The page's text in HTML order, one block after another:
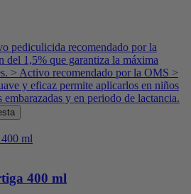
pediculicida recomendado por la
del 1,5% que garantiza la máxima
> Activo recomendado por la OMS >
y eficaz permite aplicarlos en niños
embarazadas y en periodo de lactancia.
400 ml